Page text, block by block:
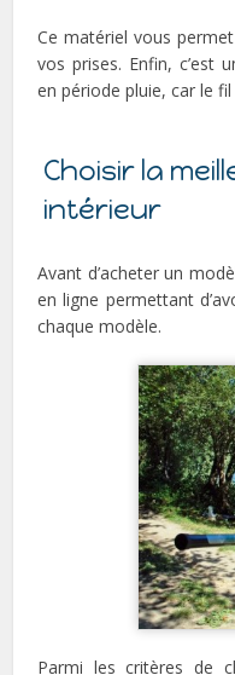
Ce matériel vous
vos prises. Enfin, c’est
en période pluie, car le
Choisir la
intérieur
Avant d’acheter un
en ligne permettant
chaque modèle.
Parmi les critères de